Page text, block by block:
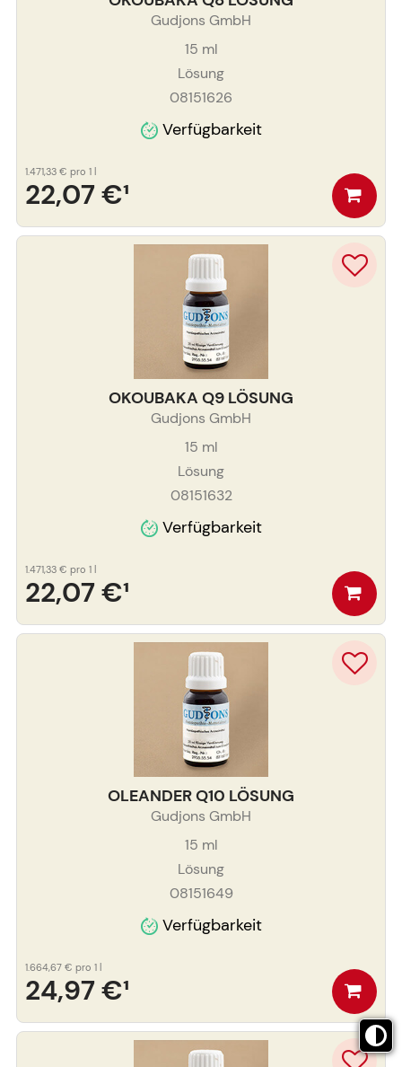
Gudjons GmbH
15 ml
Lösung
08151626
Verfügbarkeit
22,07 €¹
1.471,33 € pro 1 l
OKOUBAKA Q9 LÖSUNG
Gudjons GmbH
15 ml
Lösung
08151632
Verfügbarkeit
22,07 €¹
1.471,33 € pro 1 l
OLEANDER Q10 LÖSUNG
Gudjons GmbH
15 ml
Lösung
08151649
Verfügbarkeit
24,97 €¹
1.664,67 € pro 1 l